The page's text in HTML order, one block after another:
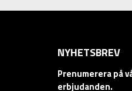
NYHETSBREV
Prenumerera på
erbjudanden.